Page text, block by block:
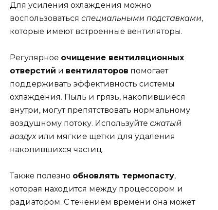
Для усиления охлаждения можно
воспользоваться специальными подставками,
которые имеют встроенные вентиляторы.
Регулярное очищение вентиляционных
отверстий и вентиляторов помогает
поддерживать эффективность системы
охлаждения. Пыль и грязь, накопившиеся
внутри, могут препятствовать нормальному
воздушному потоку. Используйте сжатый
воздухили мягкие щетки для удаления
накопившихся частиц.
Также полезно обновлять термопасту,
которая находится между процессором и
радиатором. С течением времени она может